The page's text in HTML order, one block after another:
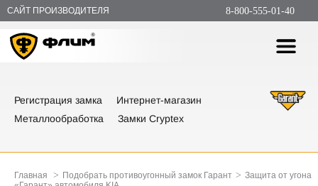
САЙТ ПРОИЗВОДИТЕЛЯ 8-800-555-01-40
Регистрация замка
Интернет-магазин
Металлообработка
Замки Cryptex
Главная > Подобрать противоугонный замок Гарант > Защита от угона